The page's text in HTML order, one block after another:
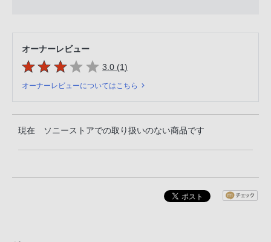
オーナーレビュー
5つの星のうち
3.0 (1件のレビュー
)
オーナーレビューについてはこちら
現在 ソニーストアでの取り扱いのない商品です